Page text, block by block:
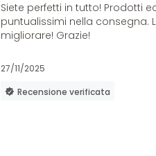
Siete perfetti in tutto! Prodotti
puntualissimi nella consegna.
migliorare! Grazie!
27/11/2025
Recensione verificata